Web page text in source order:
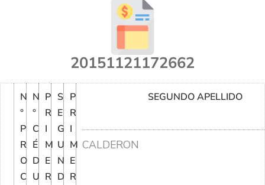
20151121172662
N
°
P
R
O
C
N
°
C
É
D
U
P
R
I
M
E
R
S
E
G
U
N
D
P
R
I
M
E
R
SEGUNDO APELLIDO
CALDERON